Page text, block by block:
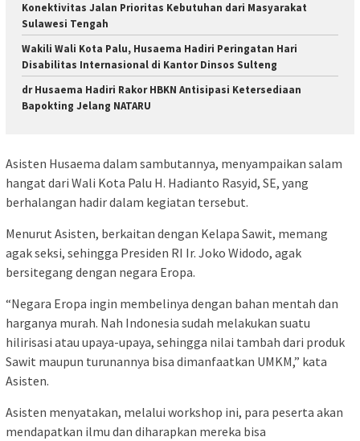
Konektivitas Jalan Prioritas Kebutuhan dari Masyarakat
Sulawesi Tengah
Wakili Wali Kota Palu, Husaema Hadiri Peringatan Hari
Disabilitas Internasional di Kantor Dinsos Sulteng
dr Husaema Hadiri Rakor HBKN Antisipasi Ketersediaan
Bapokting Jelang NATARU
Asisten Husaema dalam sambutannya, menyampaikan salam
hangat dari Wali Kota Palu H. Hadianto Rasyid, SE, yang
berhalangan hadir dalam kegiatan tersebut.
Menurut Asisten, berkaitan dengan Kelapa Sawit, memang
agak seksi, sehingga Presiden RI Ir. Joko Widodo, agak
bersitegang dengan negara Eropa.
“Negara Eropa ingin membelinya dengan bahan mentah dan
harganya murah. Nah Indonesia sudah melakukan suatu
hilirisasi atau upaya-upaya, sehingga nilai tambah dari produk
Sawit maupun turunannya bisa dimanfaatkan UMKM,” kata
Asisten.
Asisten menyatakan, melalui workshop ini, para peserta akan
mendapatkan ilmu dan diharapkan mereka bisa